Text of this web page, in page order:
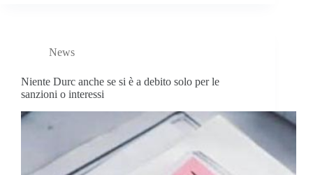
News
Niente Durc anche se si è a debito solo per le
sanzioni o interessi